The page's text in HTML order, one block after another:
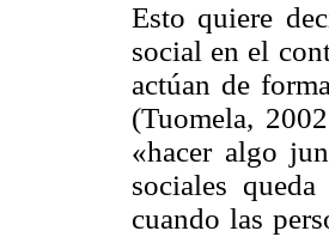
Esto quiere
social en el
actúan de
(Tuomela,
«hacer algo
sociales
cuando las